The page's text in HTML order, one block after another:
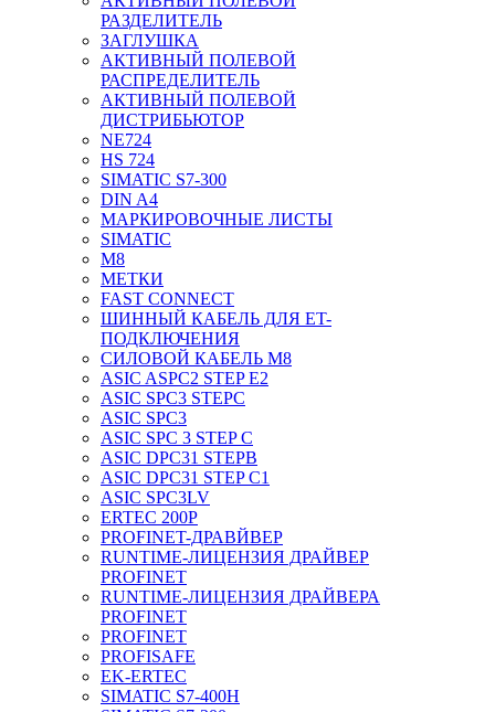
РАЗДЕЛИТЕЛЬ
ЗАГЛУШКА
АКТИВНЫЙ ПОЛЕВОЙ
РАСПРЕДЕЛИТЕЛЬ
АКТИВНЫЙ ПОЛЕВОЙ
ДИСТРИБЬЮТОР
NE724
HS 724
SIMATIC S7-300
DIN A4
МАРКИРОВОЧНЫЕ ЛИСТЫ
SIMATIC
M8
МЕТКИ
FAST CONNECT
ШИННЫЙ КАБЕЛЬ ДЛЯ ET-
ПОДКЛЮЧЕНИЯ
СИЛОВОЙ КАБЕЛЬ M8
ASIC ASPC2 STEP E2
ASIC SPC3 STEPC
ASIC SPC3
ASIC SPC 3 STEP C
ASIC DPC31 STEPB
ASIC DPC31 STEP C1
ASIC SPC3LV
ERTEC 200P
PROFINET-ДРАВЙВЕР
RUNTIME-ЛИЦЕНЗИЯ ДРАЙВЕР
PROFINET
RUNTIME-ЛИЦЕНЗИЯ ДРАЙВЕРА
PROFINET
PROFINET
PROFISAFE
EK-ERTEC
SIMATIC S7-400H